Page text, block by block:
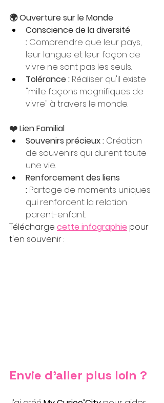
🌍 Ouverture sur le Monde
Conscience de la diversité
: Comprendre que leur pays,
leur langue et leur façon de
vivre ne sont pas les seuls.
Tolérance : Réaliser qu'il existe
"mille façons magnifiques de
vivre" à travers le monde.
❤️ Lien Familial
Souvenirs précieux : Création
de souvenirs qui durent toute
une vie.
Renforcement des liens
: Partage de moments uniques
qui renforcent la relation
parent-enfant.
Télécharge cette infographie pour
t'en souvenir :
Envie d’aller plus loin ?